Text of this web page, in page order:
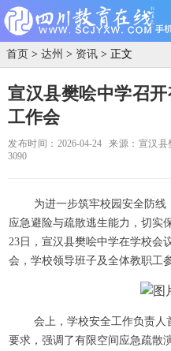
首页 > 达州 > 资讯 > 正文
宣汉县樊哙中学召
工作会
发布时间：2026-04-24 来源：宣汉县
3090
为进一步筑牢校园安全防
应急避险与疏散逃生能力，切实
23日，宣汉县樊哙中学在学校会
会，学校领导班子及全体教职工
会上，学校安全工作负责
要求，强调了有限空间应急疏散